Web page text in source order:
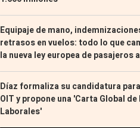
Equipaje de mano,
retrasos en vuelos: todo lo que
la nueva ley europea de pasajeros
Díaz formaliza su candidatura
OIT y propone una 'Carta Global
Laborales'